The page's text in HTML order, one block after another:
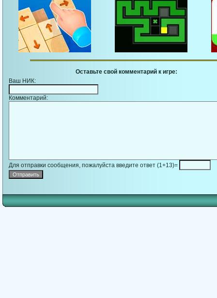
Оставьте свой комментарий к игре:
Ваш НИК:
Комментарий:
Для отправки сообщения, пожалуйста введите ответ (1+13)=